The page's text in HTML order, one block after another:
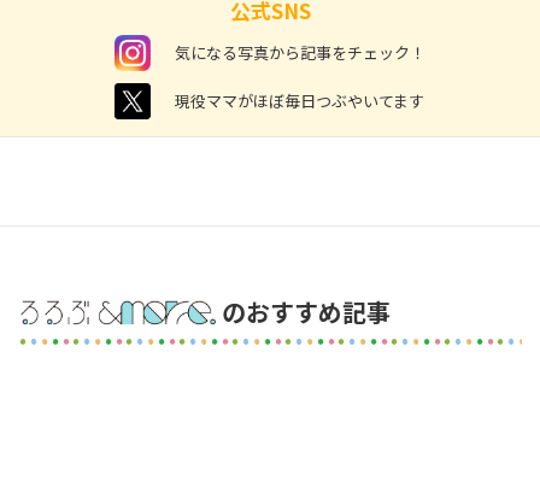
公式SNS
instagram 気になる写真から記事をチェック！
twitter 現役ママがほぼ毎日つぶやいてます
のおすすめ記事